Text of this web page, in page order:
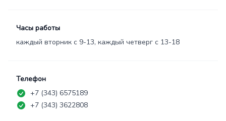
Часы работы
каждый вторник с 9-13, каждый четверг с 13-18
Телефон
+7 (343) 6575189
+7 (343) 3622808